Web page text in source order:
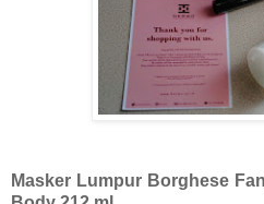
Masker Lumpur Borghese